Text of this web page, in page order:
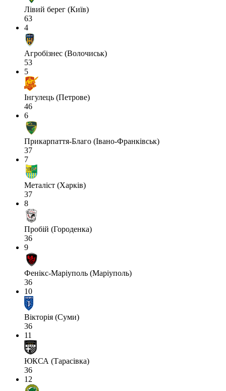
Лівий берег (Київ)
63
4
Агробізнес (Волочиськ)
53
5
Інгулець (Петрове)
46
6
Прикарпаття-Благо (Івано-Франківськ)
37
7
Металіст (Харків)
37
8
Пробій (Городенка)
36
9
Фенікс-Маріуполь (Маріуполь)
36
10
Вікторія (Суми)
36
11
ЮКСА (Тарасівка)
36
12